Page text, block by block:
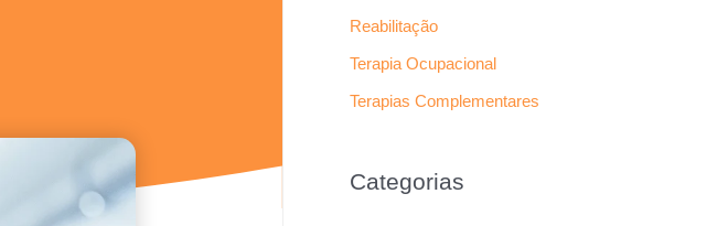
Reabilitação
Terapia Ocupacional
Terapias Complementares
Categorias